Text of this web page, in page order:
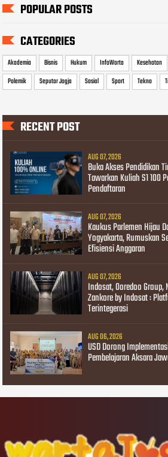
POPULAR POSTS
CATEGORIES
Akademia Bisnis Hukum InfoWarta Kesehatan
Polemik
Seputar Jogja Sosial Sport Tekno
RECENT POST
AUG 07, 2026
Buka Akses Pendidikan
Tawarkan Kuliah S1 100
Pendaftaran
AUG 07, 2026
Kaukus Parlemen Hijau
Yogyakarta, Rumuskan
Efisiensi Anggaran
AUG 07, 2026
Indosat, Ooredoo Group,
Zankore by Indosat :
Terintegerasi
AUG 06, 2026
USD Dorong
Pembelajaran Aksara